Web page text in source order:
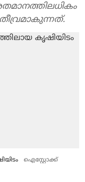
ഐസ്റ്റോക്ക്